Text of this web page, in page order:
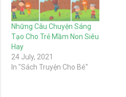
Những Câu Chuyện Sáng
Tạo Cho Trẻ Mầm Non Siêu
Hay
24 July, 2021
In "Sách Truyện Cho Bé"